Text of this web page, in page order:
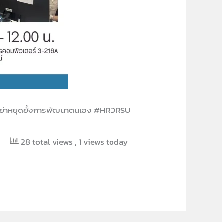
าหยุดยั้งการพัฒนาตนเอง #HRDRSU
28 total views , 1 views today